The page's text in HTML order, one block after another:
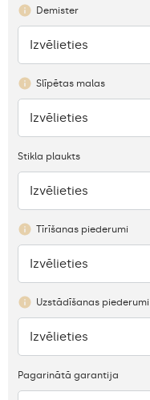
Demister
Nav
Izvēlieties
Slīpētas malas
Nav
Izvēlieties
Stikla plaukts
Trūkums
Izvēlieties
Tīrīšanas piederumi
Nav
Izvēlieties
Uzstādīšanas piederumi
Nav
Izvēlieties
Pagarinātā garantija